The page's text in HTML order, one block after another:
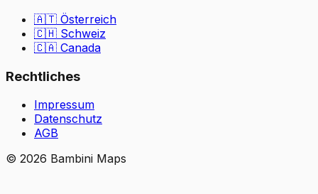
🇦🇹 Österreich
🇨🇭 Schweiz
🇨🇦 Canada
Rechtliches
Impressum
Datenschutz
AGB
© 2026 Bambini Maps